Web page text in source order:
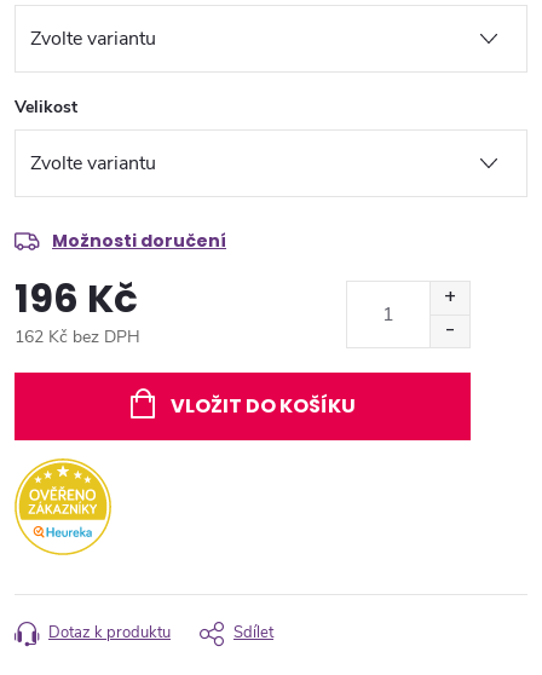
Velikost
Možnosti doručení
196 Kč
162 Kč bez DPH
VLOŽIT DO KOŠÍKU
Dotaz k produktu Sdílet